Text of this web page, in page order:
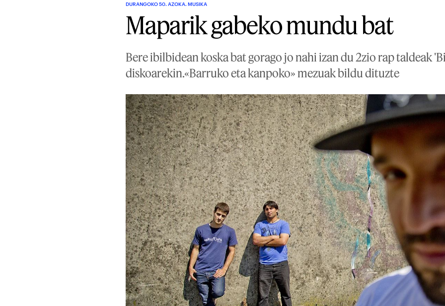
DURANGOKO 50. AZOKA. MUSIKA
Maparik gabeko mundu bat
Bere ibilbidean koska bat gorago jo nahi izan du 2zio rap taldeak
diskoarekin.«Barruko eta kanpoko» mezuak bildu dituzte